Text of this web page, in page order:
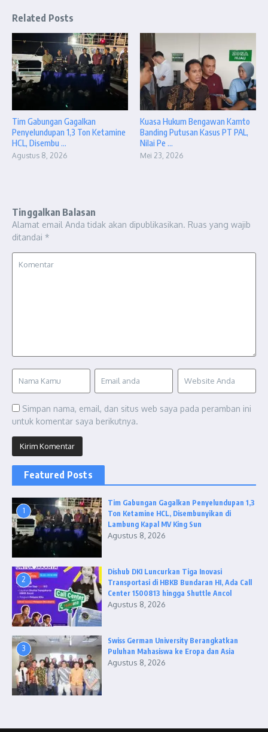
Related Posts
Tim Gabungan Gagalkan
Penyelundupan 1,3 Ton Ketamine
HCL, Disembu ...
Agustus 8, 2026
Kuasa Hukum Bengawan Kamto
Banding Putusan Kasus PT PAL,
Nilai Pe ...
Mei 23, 2026
Tinggalkan Balasan
Alamat email Anda tidak akan dipublikasikan. Ruas yang wajib
ditandai *
Simpan nama, email, dan situs web saya pada peramban ini
untuk komentar saya berikutnya.
Featured Posts
1
Tim Gabungan Gagalkan Penyelundupan 1,3
Ton Ketamine HCL, Disembunyikan di
Lambung Kapal MV King Sun
Agustus 8, 2026
2
Dishub DKI Luncurkan Tiga Inovasi
Transportasi di HBKB Bundaran HI, Ada Call
Center 1500813 hingga Shuttle Ancol
Agustus 8, 2026
3
Swiss German University Berangkatkan
Puluhan Mahasiswa ke Eropa dan Asia
Agustus 8, 2026